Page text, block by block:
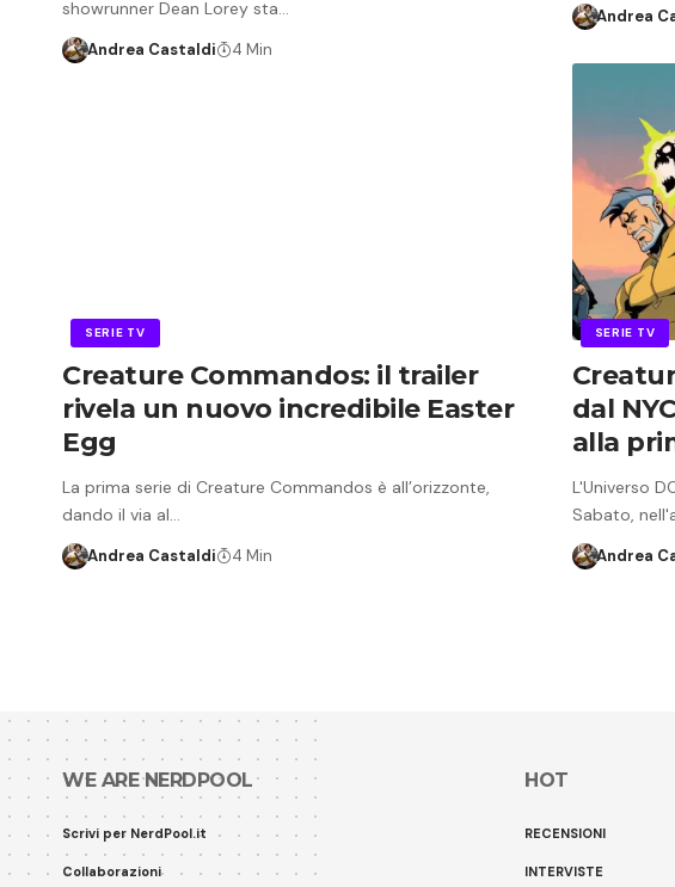
showrunner Dean Lorey sta…
Andrea Castaldi 4 Min
Andrea
SERIE TV
Creature Commandos: il trailer
rivela un nuovo incredibile Easter
Egg
La prima serie di Creature Commandos è all’orizzonte,
dando il via al…
Andrea Castaldi 4 Min
SERIE TV
dal
alla
L'Universo
Sabato,
Andrea
WE ARE NERDPOOL
Scrivi per NerdPool.it
Collaborazioni
HOT
RECENSIONI
INTERVISTE